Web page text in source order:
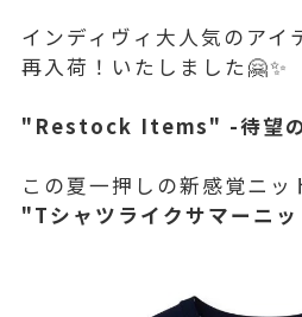
インディヴィ大人気のアイ
再入荷！いたしました🤗✨
"Restock Items" -待望の
この夏一押しの新感覚ニッ
"Tシャツライクサマーニ